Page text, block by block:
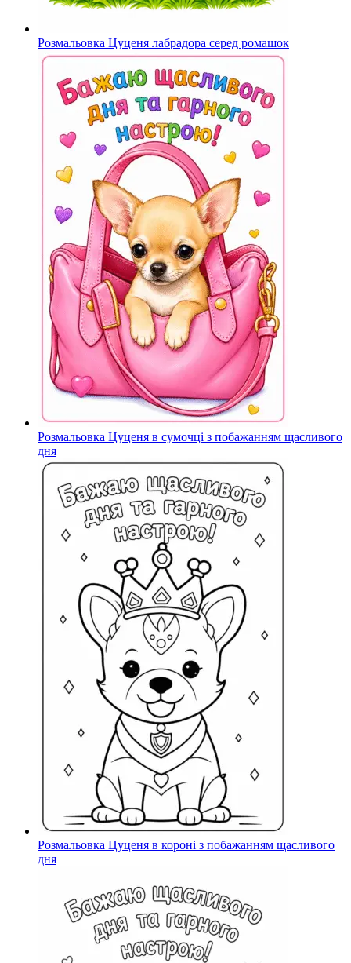
Розмальовка Цуценя лабрадора серед ромашок
Розмальовка Цуценя в сумочці з побажанням щасливого
дня
Розмальовка Цуценя в короні з побажанням щасливого
дня